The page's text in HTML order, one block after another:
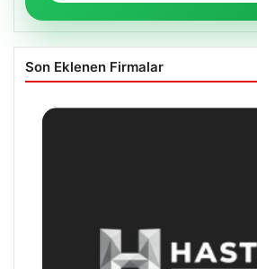
Son Eklenen Firmalar